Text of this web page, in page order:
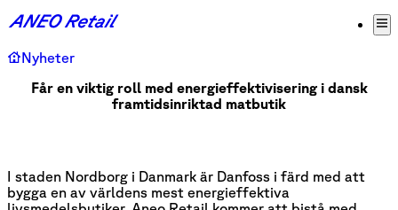
Nyheter
Får en viktig roll med energieffektivisering i dansk
framtidsinriktad matbutik
I staden Nordborg i Danmark är Danfoss i färd med att
bygga en av världens mest energieffektiva